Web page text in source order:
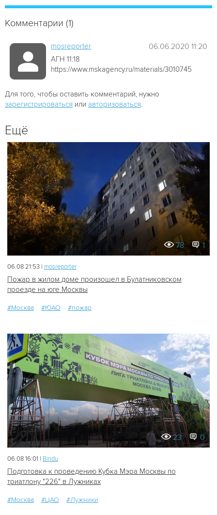
Комментарии (1)
mosreporter 06.06.2020 11:20
АГН 11:18
https://www.mskagency.ru/materials/3010745
Для того, чтобы оставить комментарий, нужно
зарегистрироваться или авторизоваться
Ещё
78 1
06.08 21:53 | mosreporter
Пожар в жилом доме произошел в Булатниковском
проезде на юге Москвы
#Москва #ЮАО #пожар
23 0
06.08 16:01 | Bindu
Подготовка к проведению Кубка Мэра Москвы по
триатлону "226" в Лужниках
#Москва #ЦАО #Лужники